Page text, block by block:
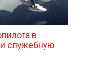
в
служебную